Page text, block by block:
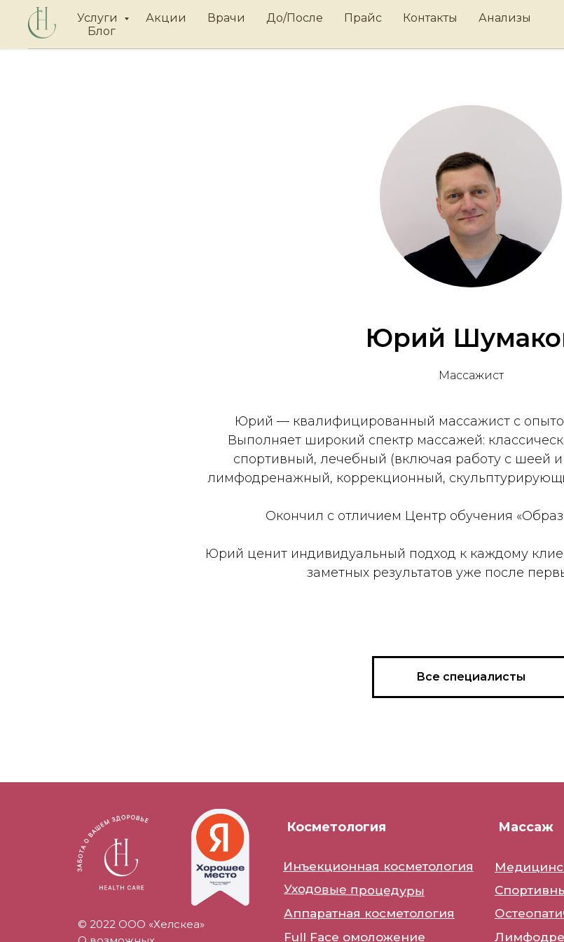
Услуги Акции Врачи До/После Прайс Контакты
Анализы
Блог
Юрий
Массажист
Юрий — квалифицированный массажист с
Выполняет широкий спектр массажей:
спортивный, лечебный (включая работу с шеей и
лимфодренажный, коррекционный,
Окончил с отличием Центр обучения
Юрий ценит индивидуальный подход к каждому
заметных результатов уже после
Все специалисты
© 2022 ООО «Хелскеа»
Косметология
Инъекционная косметология
Массаж
Уходовые процедуры
Аппаратная косметология
Full Face омоложение